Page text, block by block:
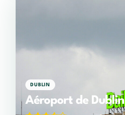
DUBLIN
Aéroport de Dublin